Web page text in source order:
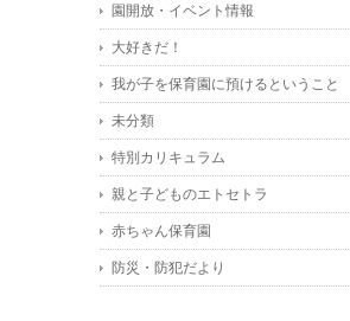
園開放・イベント情報
大好きだ！
我が子を保育園に預けるということ
未分類
特別カリキュラム
親と子どものエトセトラ
赤ちゃん保育園
防災・防犯だより